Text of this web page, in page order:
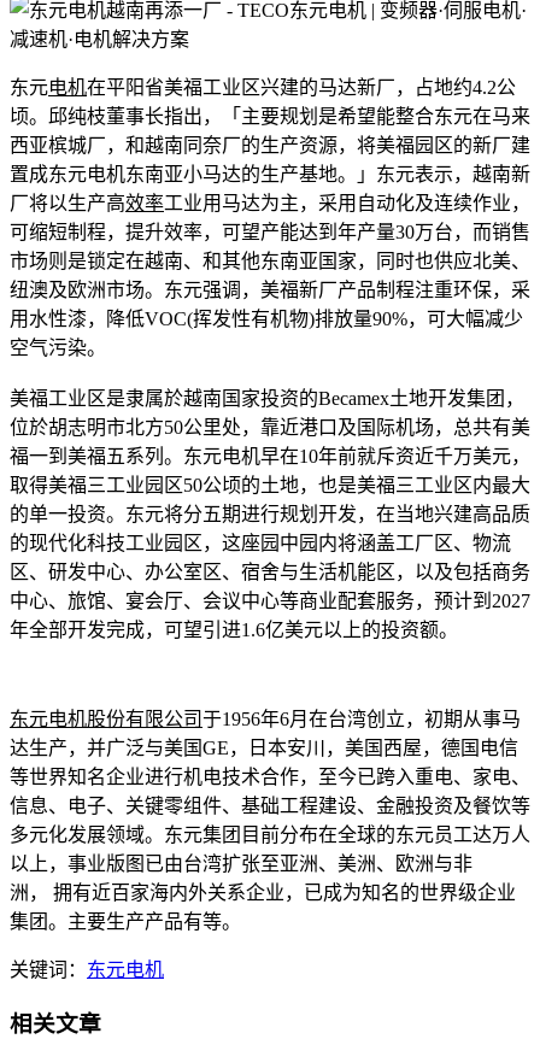
东元电机在平阳省美福工业区兴建的马达新厂，占地约4.2公
顷。邱纯枝董事长指出，「主要规划是希望能整合东元在马来
西亚槟城厂，和越南同奈厂的生产资源，将美福园区的新厂建
置成东元电机东南亚小马达的生产基地。」东元表示，越南新
厂将以生产高效率工业用马达为主，采用自动化及连续作业，
可缩短制程，提升效率，可望产能达到年产量30万台，而销售
市场则是锁定在越南、和其他东南亚国家，同时也供应北美、
纽澳及欧洲市场。东元强调，美福新厂产品制程注重环保，采
用水性漆，降低VOC(挥发性有机物)排放量90%，可大幅减少
空气污染。
美福工业区是隶属於越南国家投资的Becamex土地开发集团，
位於胡志明市北方50公里处，靠近港口及国际机场，总共有美
福一到美福五系列。东元电机早在10年前就斥资近千万美元，
取得美福三工业园区50公顷的土地，也是美福三工业区内最大
的单一投资。东元将分五期进行规划开发，在当地兴建高品质
的现代化科技工业园区，这座园中园内将涵盖工厂区、物流
区、研发中心、办公室区、宿舍与生活机能区，以及包括商务
中心、旅馆、宴会厅、会议中心等商业配套服务，预计到2027
年全部开发完成，可望引进1.6亿美元以上的投资额。
东元电机股份有限公司于1956年6月在台湾创立，初期从事马
达生产，并广泛与美国GE，日本安川，美国西屋，德国电信
等世界知名企业进行机电技术合作，至今已跨入重电、家电、
信息、电子、关键零组件、基础工程建设、金融投资及餐饮等
多元化发展领域。东元集团目前分布在全球的东元员工达万人
以上，事业版图已由台湾扩张至亚洲、美洲、欧洲与非
洲，
拥有近百家海内外关系企业，已成为知名的世界级企业
集团。主要生产产品有等。
关键词： 东元电机
相关文章